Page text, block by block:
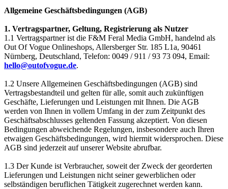
Allgemeine Geschäftsbedingungen (AGB)
1. Vertragspartner, Geltung, Registrierung als Nutzer
1.1 Vertragspartner ist die F&M Feral Media GmbH, handelnd als
Out Of Vogue Onlineshops, Allersberger Str. 185 L1a, 90461
Nürnberg, Deutschland, Telefon: 0049 / 911 / 93 73 094, Email:
hello@outofvogue.de.
1.2 Unsere Allgemeinen Geschäftsbedingungen (AGB) sind
Vertragsbestandteil und gelten für alle, somit auch zukünftigen
Geschäfte, Lieferungen und Leistungen mit Ihnen. Die AGB
werden von Ihnen in vollem Umfang in der zum Zeitpunkt des
Geschäftsabschlusses geltenden Fassung akzeptiert. Von diesen
Bedingungen abweichende Regelungen, insbesondere auch Ihren
etwaigen Geschäftsbedingungen, wird hiermit widersprochen. Diese
AGB sind jederzeit auf unserer Website abrufbar.
1.3 Der Kunde ist Verbraucher, soweit der Zweck der georderten
Lieferungen und Leistungen nicht seiner gewerblichen oder
selbständigen beruflichen Tätigkeit zugerechnet werden kann.